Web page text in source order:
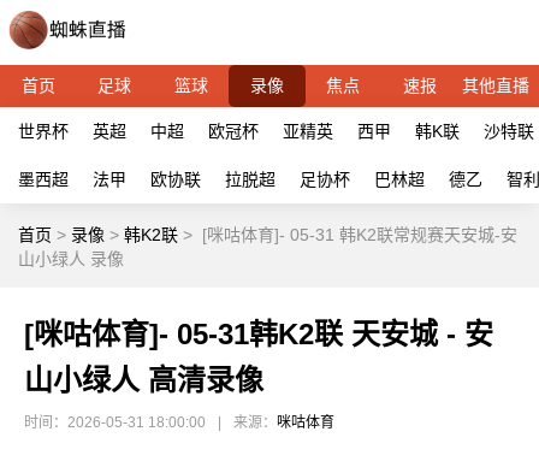
首页 足球 篮球 录像 焦点 速报 其他直播
世界杯 英超 中超 欧冠杯 亚精英 西甲 韩K联 沙特联
墨西超 法甲 欧协联 拉脱超 足协杯 巴林超 德乙 智
首页 > 录像 > 韩K2联 > [咪咕体育]- 05-31 韩K2联常规赛天安城-安
山小绿人 录像
[咪咕体育]- 05-31韩K2联 天安城 - 安
山小绿人 高清录像
时间：2026-05-31 18:00:00 来源： 咪咕体育